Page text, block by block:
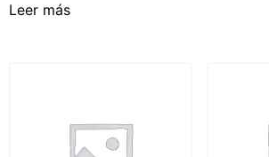
Leer más